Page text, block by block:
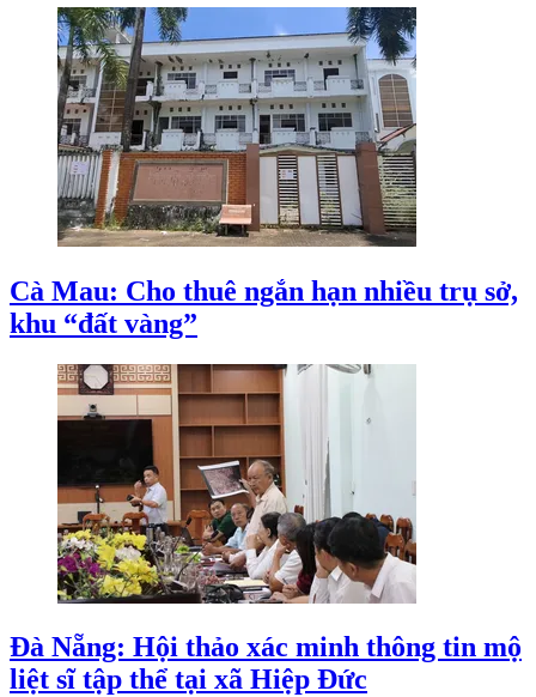
Cà Mau: Cho thuê ngắn hạn nhiều trụ sở,
khu “đất vàng”
Đà Nẵng: Hội thảo xác minh thông tin mộ
liệt sĩ tập thể tại xã Hiệp Đức